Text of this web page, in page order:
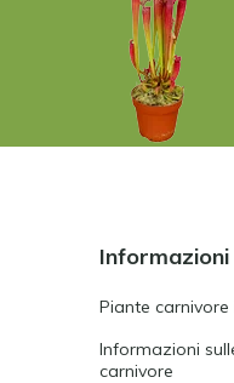
Piante carnivore
Informazioni
carnivore